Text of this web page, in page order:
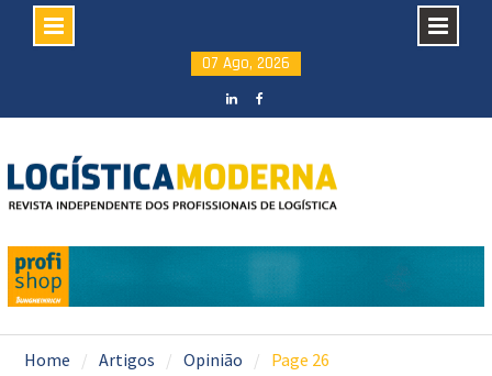
content
07 Ago, 2026
Home Artigos Opinião Page 26